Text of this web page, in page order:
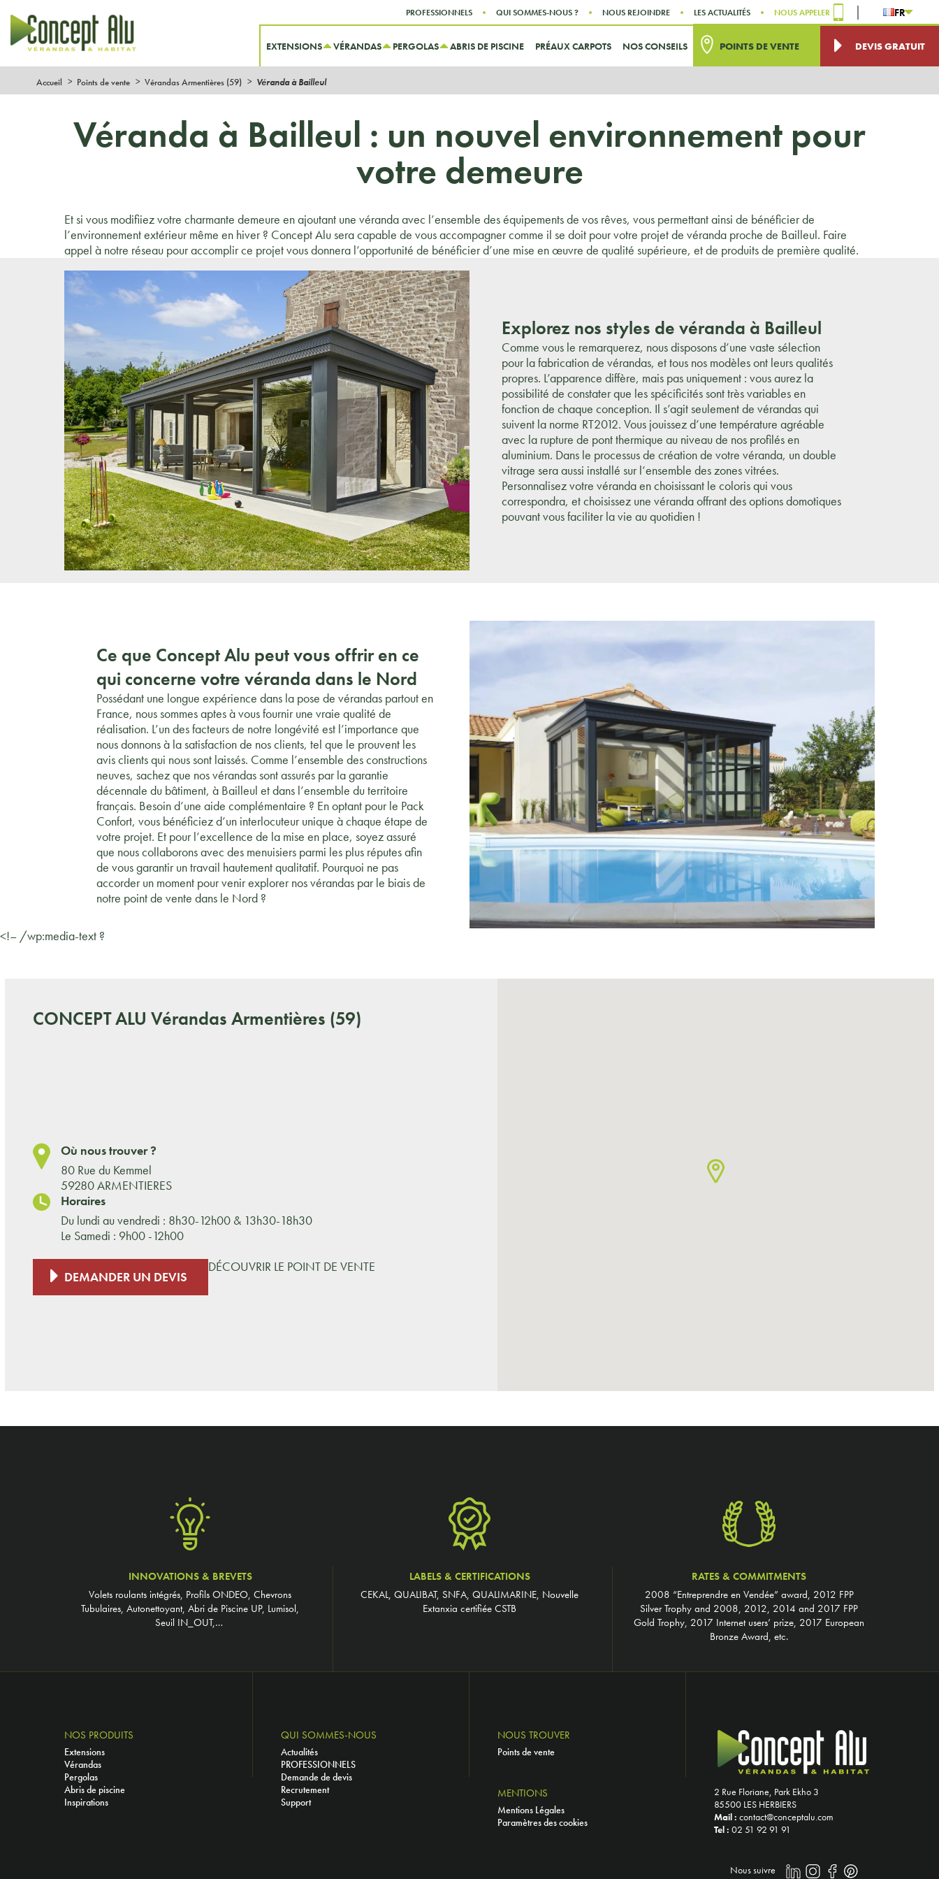
Aller au menu
Aller au contenu
PROFESSIONNELS QUI SOMMES-NOUS ? NOUS REJOINDRE LES ACTUALITÉS NOUS APPELER FR
EXTENSIONS VÉRANDAS PERGOLAS ABRIS DE PISCINE PRÉAUX CARPOTS NOS CONSEILS POINTS DE VENTE DEVIS GRATUIT
Accueil Points de vente Vérandas Armentières (59) Véranda à Bailleul
Véranda à Bailleul : un nouvel environnement pour
votre demeure
Et si vous modifiiez votre charmante demeure en ajoutant une véranda avec l’ensemble des équipements de vos rêves, vous permettant ainsi de bénéficier de
l’environnement extérieur même en hiver ? Concept Alu sera capable de vous accompagner comme il se doit pour votre projet de véranda proche de Bailleul. Faire
appel à notre réseau pour accomplir ce projet vous donnera l’opportunité de bénéficier d’une mise en œuvre de qualité supérieure, et de produits de première qualité.
Explorez nos styles de véranda à Bailleul
Comme vous le remarquerez, nous disposons d’une vaste sélection
pour la fabrication de vérandas, et tous nos modèles ont leurs qualités
propres. L’apparence diffère, mais pas uniquement : vous aurez la
possibilité de constater que les spécificités sont très variables en
fonction de chaque conception. Il s’agit seulement de vérandas qui
suivent la norme RT2012. Vous jouissez d’une température agréable
avec la rupture de pont thermique au niveau de nos profilés en
aluminium. Dans le processus de création de votre véranda, un double
vitrage sera aussi installé sur l’ensemble des zones vitrées.
Personnalisez votre véranda en choisissant le coloris qui vous
correspondra, et choisissez une véranda offrant des options domotiques
pouvant vous faciliter la vie au quotidien !
Ce que Concept Alu peut vous offrir en ce
qui concerne votre véranda dans le Nord
Possédant une longue expérience dans la pose de vérandas partout en
France, nous sommes aptes à vous fournir une vraie qualité de
réalisation. L’un des facteurs de notre longévité est l’importance que
nous donnons à la satisfaction de nos clients, tel que le prouvent les
avis clients qui nous sont laissés. Comme l’ensemble des constructions
neuves, sachez que nos vérandas sont assurés par la garantie
décennale du bâtiment, à Bailleul et dans l’ensemble du territoire
français. Besoin d’une aide complémentaire ? En optant pour le Pack
Confort, vous bénéficiez d’un interlocuteur unique à chaque étape de
votre projet. Et pour l’excellence de la mise en place, soyez assuré
que nous collaborons avec des menuisiers parmi les plus réputes afin
de vous garantir un travail hautement qualitatif. Pourquoi ne pas
accorder un moment pour venir explorer nos vérandas par le biais de
notre point de vente dans le Nord ?
<!– /wp:media-text ?
CONCEPT ALU Vérandas Armentières (59)
Où nous trouver ?
80 Rue du Kemmel
59280 ARMENTIERES
Horaires
Du lundi au vendredi : 8h30-12h00 & 13h30-18h30
Le Samedi : 9h00 -12h00
DEMANDER UN DEVIS
DÉCOUVRIR LE POINT DE VENTE
INNOVATIONS & BREVETS
Volets roulants intégrés, Profils ONDEO, Chevrons
Tubulaires, Autonettoyant, Abri de Piscine UP, Lumisol,
Seuil IN_OUT,…
LABELS & CERTIFICATIONS
CEKAL, QUALIBAT, SNFA, QUALIMARINE, Nouvelle
Extanxia certifiée CSTB
RATES & COMMITMENTS
2008 “Entreprendre en Vendée” award, 2012 FPP
Silver Trophy and 2008, 2012, 2014 and 2017 FPP
Gold Trophy, 2017 Internet users’ prize, 2017 European
Bronze Award, etc.
NOS PRODUITS
Extensions
Vérandas
Pergolas
Abris de piscine
Inspirations
QUI SOMMES-NOUS
Actualités
PROFESSIONNELS
Demande de devis
Recrutement
Support
NOUS TROUVER
Points de vente
MENTIONS
Mentions Légales
Paramètres des cookies
2 Rue Floriane, Park Ekho 3
85500 LES HERBIERS
Mail : contact@conceptalu.com
Tel : 02 51 92 91 91
Nous suivre